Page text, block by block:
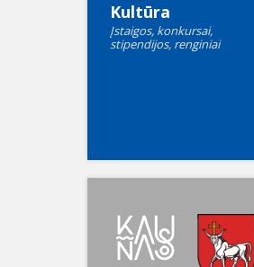
Kultūra
Įstaigos, konkursai,
stipendijos, renginiai